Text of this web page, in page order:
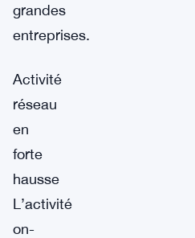
grandes
entreprises.
Activité
réseau
en
forte
hausse
L’activité
on-